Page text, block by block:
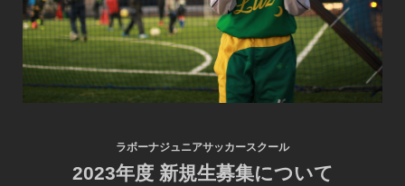
ラボーナジュニアサッカースクール
2023年度 新規生募集について